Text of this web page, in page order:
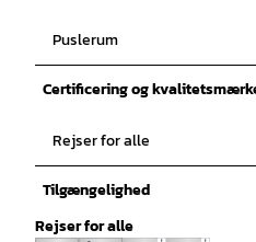
Puslerum
Certificering og
Rejser for alle
Tilgængelighed
Rejser for alle